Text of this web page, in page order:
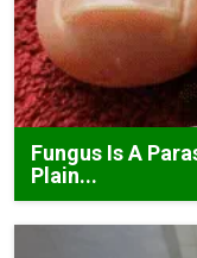
Fungus Is A
Plain...